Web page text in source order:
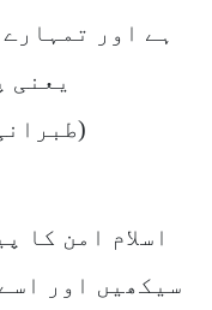
ہے اور
یعنی
(طبرانی
اسلام امن کا
سیکھیں اور